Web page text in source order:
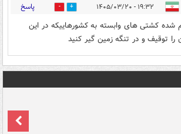
۱۹:۳۲ - ۱۴۰۵/۰۳/۲۰ 0 پاسخ
شده کشتی های وابسته به کشورهاییکه در این
توقیف و در تنگه زمین گیر کنید